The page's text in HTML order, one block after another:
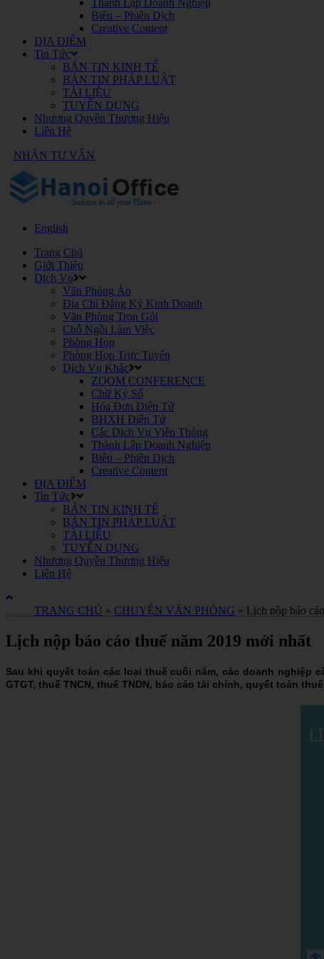
Thành Lập Doanh Nghiệp
Biên – Phiên Dịch
Creative Content
ĐỊA ĐIỂM
Tin Tức
BẢN TIN KINH TẾ
BẢN TIN PHÁP LUẬT
TÀI LIỆU
TUYỂN DỤNG
Nhượng Quyền Thương Hiệu
Liên Hệ
NHẬN TƯ VẤN
English
Trang Chủ
Giới Thiệu
Dịch Vụ
Văn Phòng Ảo
Địa Chỉ Đăng Ký Kinh Doanh
Văn Phòng Trọn Gói
Chỗ Ngồi Làm Việc
Phòng Họp
Phòng Họp Trực Tuyến
Dịch Vụ Khác
ZOOM CONFERENCE
Chữ Ký Số
Hóa Đơn Điện Tử
BHXH Điện Tử
Các Dịch Vụ Viễn Thông
Thành Lập Doanh Nghiệp
Biên – Phiên Dịch
Creative Content
ĐỊA ĐIỂM
Tin Tức
BẢN TIN KINH TẾ
BẢN TIN PHÁP LUẬT
TÀI LIỆU
TUYỂN DỤNG
Nhượng Quyền Thương Hiệu
Liên Hệ
TRANG CHỦ » CHUYỆN VĂN PHÒNG » Lịch nộp báo
Lịch nộp báo cáo thuế năm 2019 mới nhất
Sau khi quyết toán các loại thuế cuối năm, các doanh nghiệp
GTGT, thuế TNCN, thuế TNDN, báo cáo tài chính, quyết toán